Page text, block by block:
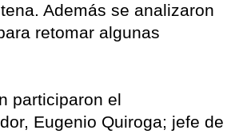
Además se analizaron
retomar algunas
participaron el
Eugenio Quiroga; jefe de